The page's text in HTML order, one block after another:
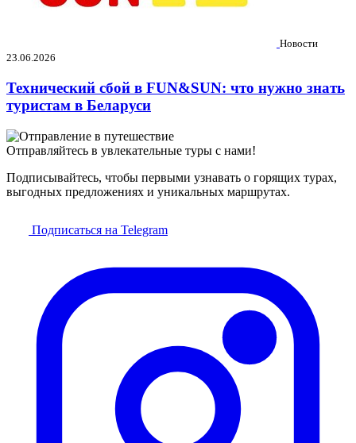
Новости
23.06.2026
Технический сбой в FUN&SUN: что нужно знать
туристам в Беларуси
Отправляйтесь в увлекательные туры с нами!
Подписывайтесь, чтобы первыми узнавать о горящих турах,
выгодных предложениях и уникальных маршрутах.
Подписаться на Telegram